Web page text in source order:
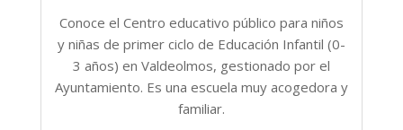
Conoce el Centro educativo público para niños
y niñas de primer ciclo de Educación Infantil (0-
3 años) en Valdeolmos, gestionado por el
Ayuntamiento. Es una escuela muy acogedora y
familiar.